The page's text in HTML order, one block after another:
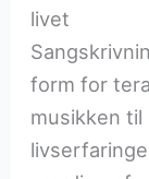
livet
form for
musikken